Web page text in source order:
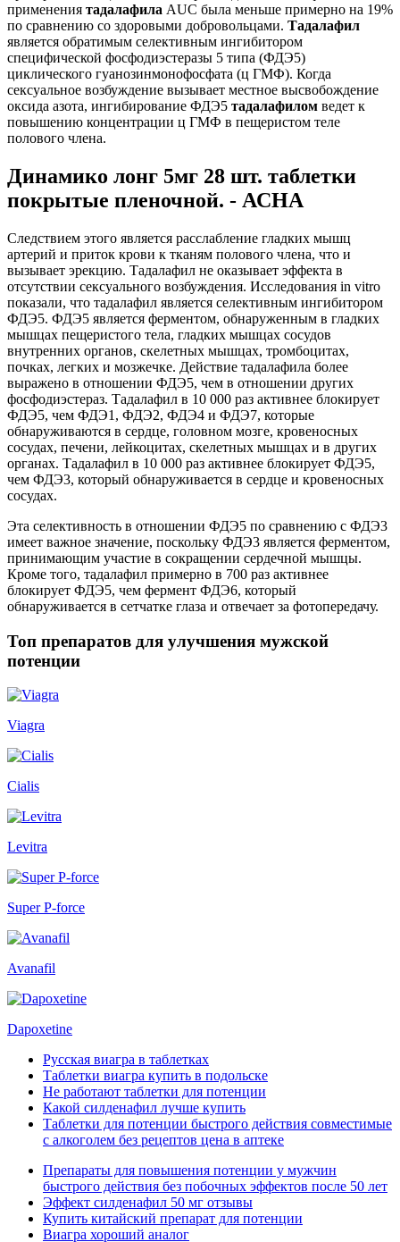
применения тадалафила AUC была меньше примерно на 19%
по сравнению со здоровыми добровольцами. Тадалафил
является обратимым селективным ингибитором
специфической фосфодиэстеразы 5 типа (ФДЭ5)
циклического гуанозинмонофосфата (ц ГМФ). Когда
сексуальное возбуждение вызывает местное высвобождение
оксида азота, ингибирование ФДЭ5 тадалафилом ведет к
повышению концентрации ц ГМФ в пещеристом теле
полового члена.
Динамико лонг 5мг 28 шт. таблетки
покрытые пленочной. - АСНА
Следствием этого является расслабление гладких мышц
артерий и приток крови к тканям полового члена, что и
вызывает эрекцию. Тадалафил не оказывает эффекта в
отсутствии сексуального возбуждения. Исследования in vitro
показали, что тадалафил является селективным ингибитором
ФДЭ5. ФДЭ5 является ферментом, обнаруженным в гладких
мышцах пещеристого тела, гладких мышцах сосудов
внутренних органов, скелетных мышцах, тромбоцитах,
почках, легких и мозжечке. Действие тадалафила более
выражено в отношении ФДЭ5, чем в отношении других
фосфодиэстераз. Тадалафил в 10 000 раз активнее блокирует
ФДЭ5, чем ФДЭ1, ФДЭ2, ФДЭ4 и ФДЭ7, которые
обнаруживаются в сердце, головном мозге, кровеносных
сосудах, печени, лейкоцитах, скелетных мышцах и в других
органах. Тадалафил в 10 000 раз активнее блокирует ФДЭ5,
чем ФДЭ3, который обнаруживается в сердце и кровеносных
сосудах.
Эта селективность в отношении ФДЭ5 по сравнению с ФДЭ3
имеет важное значение, поскольку ФДЭ3 является ферментом,
принимающим участие в сокращении сердечной мышцы.
Кроме того, тадалафил примерно в 700 раз активнее
блокирует ФДЭ5, чем фермент ФДЭ6, который
обнаруживается в сетчатке глаза и отвечает за фотопередачу.
Топ препаратов для улучшения мужской
потенции
Viagra
Cialis
Levitra
Super P-force
Avanafil
Dapoxetine
Русская виагра в таблетках
Таблетки виагра купить в подольске
Не работают таблетки для потенции
Какой силденафил лучше купить
Таблетки для потенции быстрого действия совместимые
с алкоголем без рецептов цена в аптеке
Препараты для повышения потенции у мужчин
быстрого действия без побочных эффектов после 50 лет
Эффект силденафил 50 мг отзывы
Купить китайский препарат для потенции
Виагра хороший аналог